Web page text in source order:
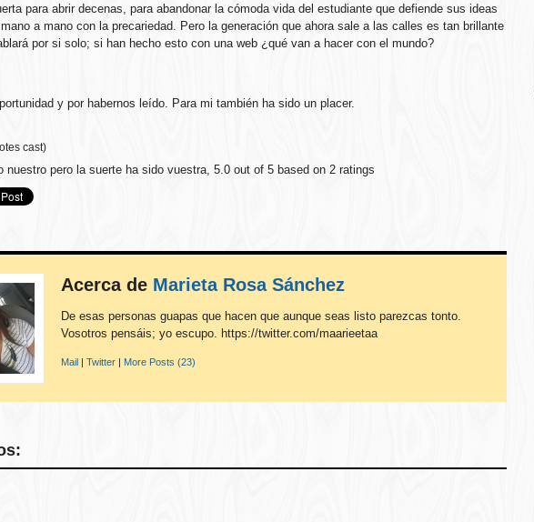
para abrir decenas, para abandonar la cómoda vida del estudiante que defiende sus ideas
a mano con la precariedad. Pero la generación que ahora sale a las calles es tan brillante
por si solo; si han hecho esto con una web ¿qué van a hacer con el mundo?
y por habernos leído. Para mi también ha sido un placer.
cast)
nuestro pero la suerte ha sido vuestra, 5.0 out of 5 based on 2 ratings
Acerca de Marieta Rosa Sánchez
De esas personas guapas que hacen que aunque seas listo parezcas tonto.
Vosotros pensáis; yo escupo. https://twitter.com/maarieetaa
Mail | Twitter | More Posts (23)